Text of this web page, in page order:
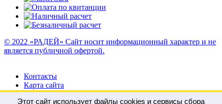
© 2022 «РАДЕЙ» Сайт носит информационный характер и не
является публичной офертой.
Контакты
Карта сайта
Этот сайт использует файлы cookies и сервисы сбора